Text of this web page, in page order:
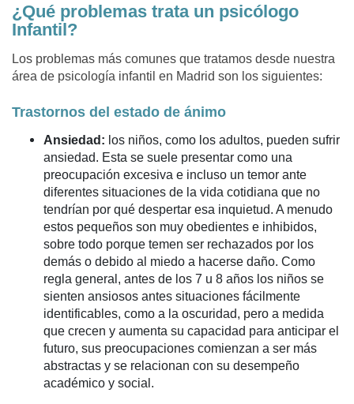
¿Qué problemas trata un psicólogo
Infantil?
Los problemas más comunes que tratamos desde nuestra
área de psicología infantil en Madrid son los siguientes:
Trastornos del estado de ánimo
Ansiedad: los niños, como los adultos, pueden sufrir
ansiedad. Esta se suele presentar como una
preocupación excesiva e incluso un temor ante
diferentes situaciones de la vida cotidiana que no
tendrían por qué despertar esa inquietud. A menudo
estos pequeños son muy obedientes e inhibidos,
sobre todo porque temen ser rechazados por los
demás o debido al miedo a hacerse daño. Como
regla general, antes de los 7 u 8 años los niños se
sienten ansiosos antes situaciones fácilmente
identificables, como a la oscuridad, pero a medida
que crecen y aumenta su capacidad para anticipar el
futuro, sus preocupaciones comienzan a ser más
abstractas y se relacionan con su desempeño
académico y social.